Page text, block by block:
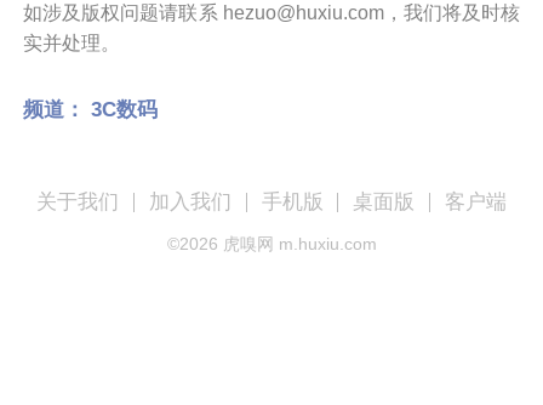
如涉及版权问题请联系 hezuo@huxiu.com，我们将及时核
实并处理。
频道： 3C数码
关于我们 加入我们 手机版 桌面版 客户端
©2026 虎嗅网 m.huxiu.com